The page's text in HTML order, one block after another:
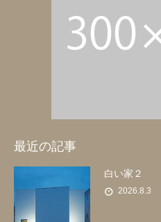
最近の記事
白い家２
2026.8.3